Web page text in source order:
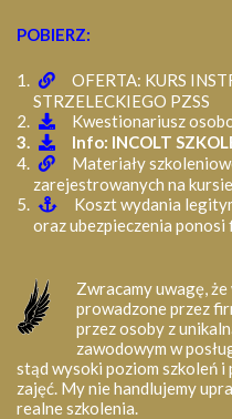
POBIERZ:
OFERTA: KURS
STRZELECKIEGO PZSS
Kwestionariusz
Info: INCOLT
Materiały
zarejestrowanych na kursie
Koszt wydania
oraz ubezpieczenia ponosi
Zwracamy uwagę,
prowadzone przez
przez osoby z
zawodowym w
stąd wysoki poziom szkoleń
zajęć. My nie handlujemy
realne szkolenia.